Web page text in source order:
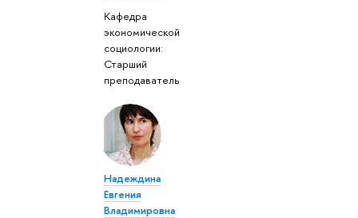
Кафедра
экономической
социологии:
Старший
преподаватель
Надеждина
Евгения
Владимировна